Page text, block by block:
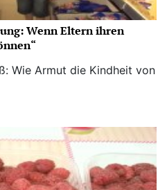
Wenn Eltern ihren
Wie Armut die Kindheit von